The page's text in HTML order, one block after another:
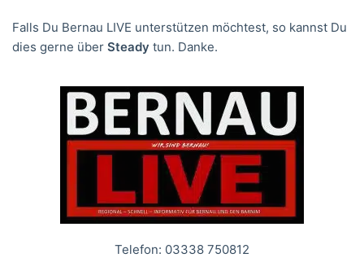
Falls Du Bernau LIVE unterstützen möchtest, so kannst Du
dies gerne über Steady tun. Danke.
Telefon: 03338 750812